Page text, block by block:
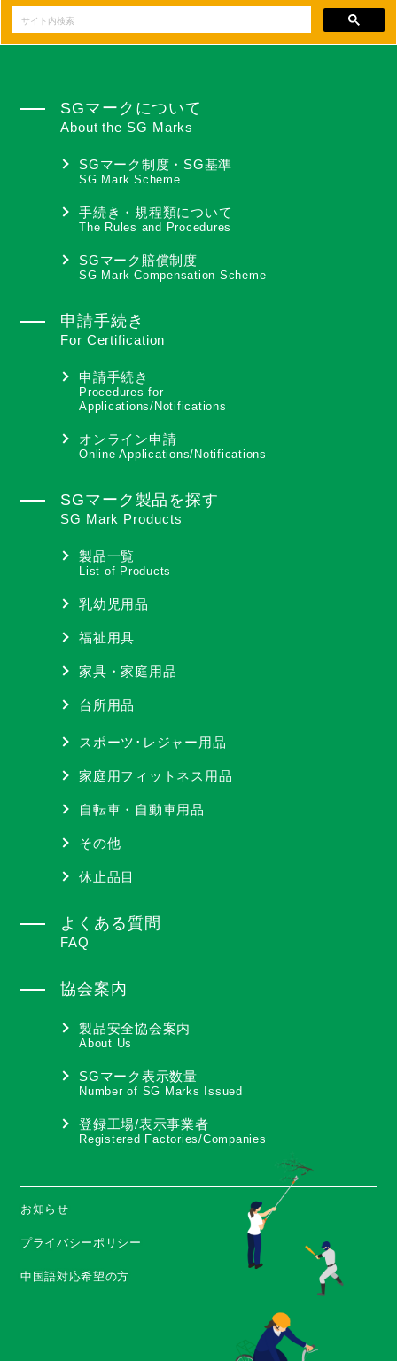
SGマークについて
About the SG Marks
SGマーク制度・SG基準
SG Mark Scheme
手続き・規程類について
The Rules and Procedures
SGマーク賠償制度
SG Mark Compensation Scheme
申請手続き
For Certification
申請手続き
Procedures for
Applications/Notifications
オンライン申請
Online Applications/Notifications
SGマーク製品を探す
SG Mark Products
製品一覧
List of Products
乳幼児用品
福祉用具
家具・家庭用品
台所用品
スポーツ･レジャー用品
家庭用フィットネス用品
自転車・自動車用品
その他
休止品目
よくある質問
FAQ
協会案内
製品安全協会案内
About Us
SGマーク表示数量
Number of SG Marks Issued
登録工場/表示事業者
Registered Factories/Companies
お知らせ
プライバシーポリシー
中国語対応希望の方